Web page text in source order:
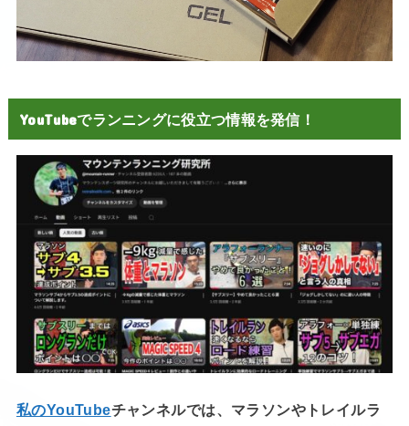
YouTubeでランニングに役立つ情報を発信！
私のYouTubeチャンネルでは、マラソンやトレイルラ